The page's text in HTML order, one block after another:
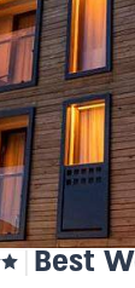
Best